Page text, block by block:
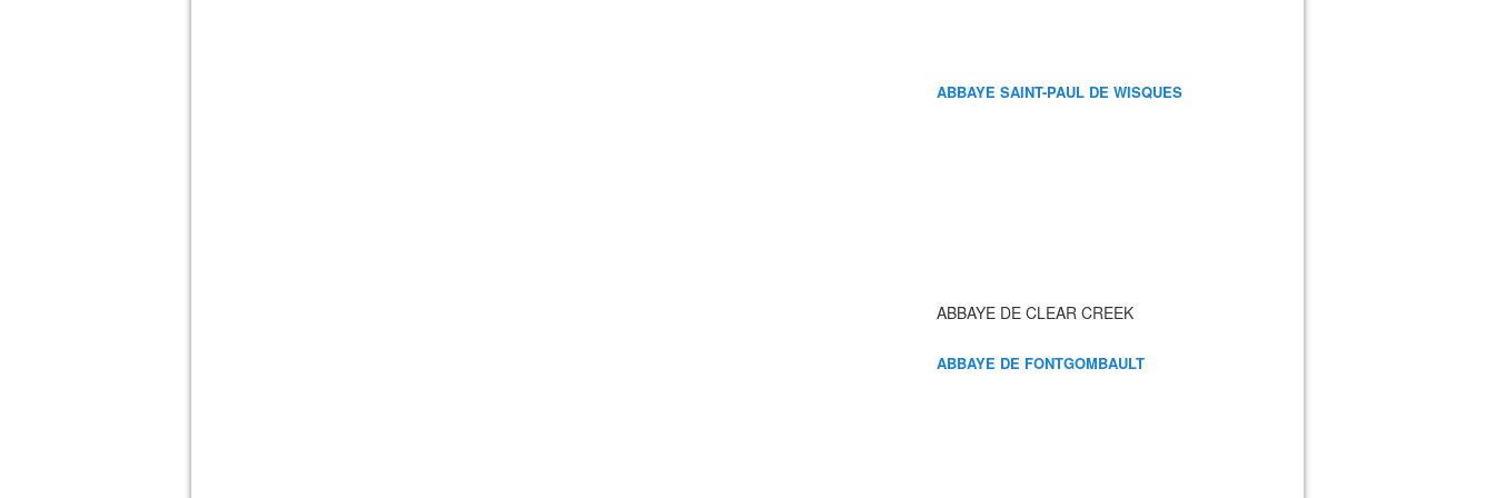
ABBAYE SAINT-PAUL DE WISQUES
ABBAYE DE CLEAR CREEK
ABBAYE DE FONTGOMBAULT